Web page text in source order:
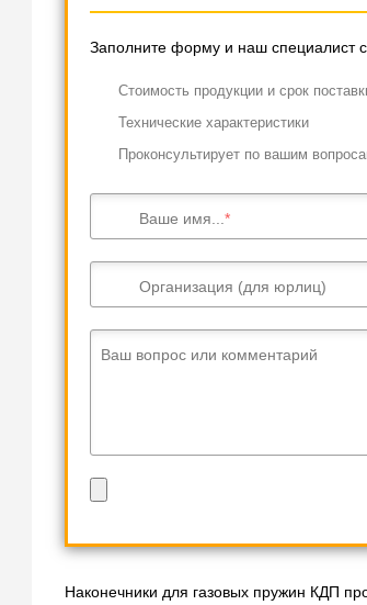
Заполните форму и наш специалист
Cтоимость продукции и срок
Технические характеристики
Проконсультирует по вашим
Ваше имя...
Организация (для юрлиц)
Ваш вопрос или комментарий
Наконечники для газовых пружин КДП